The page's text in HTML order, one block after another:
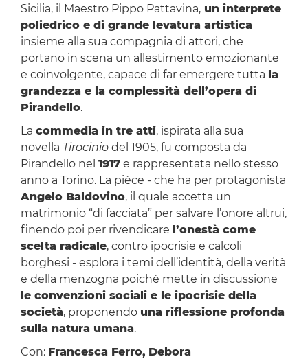
Sicilia, il Maestro Pippo Pattavina,un interprete
poliedrico e di grande levatura artistica
insieme alla sua compagnia di attori, che
portano in scena un allestimento emozionante
e coinvolgente, capace di far emergere tutta la
grandezza e la complessità dell’opera di
Pirandello.
La commedia in tre atti, ispirata alla sua
novella Tirociniodel 1905, fu composta da
Pirandello nel 1917e rappresentata nello stesso
anno a Torino. La pièce - che ha per protagonista
Angelo Baldovino, il quale accetta un
matrimonio “di facciata” per salvare l’onore altrui,
finendo poi per rivendicare l’onestà come
scelta radicale, contro ipocrisie e calcoli
borghesi - esplora i temi dell’identità, della verità
e della menzogna poichè mette in discussione
le convenzioni sociali e le ipocrisie della
società, proponendo una riflessione profonda
sulla natura umana.
Con: Francesca Ferro, Debora